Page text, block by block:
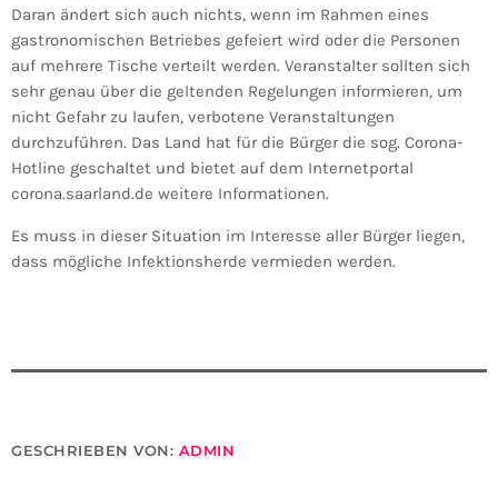
Daran ändert sich auch nichts, wenn im Rahmen eines
gastronomischen Betriebes gefeiert wird oder die Personen
auf mehrere Tische verteilt werden. Veranstalter sollten sich
sehr genau über die geltenden Regelungen informieren, um
nicht Gefahr zu laufen, verbotene Veranstaltungen
durchzuführen. Das Land hat für die Bürger die sog. Corona-
Hotline geschaltet und bietet auf dem Internetportal
corona.saarland.de weitere Informationen.
Es muss in dieser Situation im Interesse aller Bürger liegen,
dass mögliche Infektionsherde vermieden werden.
GESCHRIEBEN VON: ADMIN